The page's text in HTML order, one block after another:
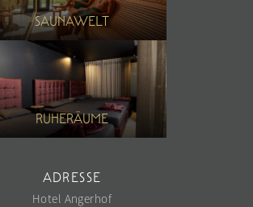
SAUNAWELT
RUHERÄUME
ADRESSE
Hotel Angerhof